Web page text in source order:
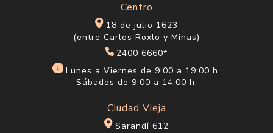
Centro
18 de julio 1623
(entre Carlos Roxlo y Minas)
2400 6660*
Lunes a Viernes de 9:00 a 19:00 h.
Sábados de 9:00 a 14:00 h.
Ciudad Vieja
Sarandí 612